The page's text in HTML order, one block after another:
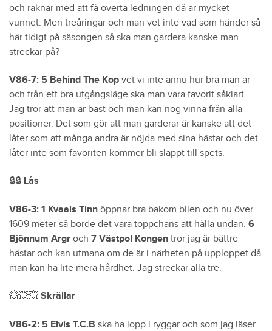
och räknar med att få överta ledningen då är mycket
vunnet. Men treåringar och man vet inte vad som händer så
här tidigt på säsongen så ska man gardera kanske man
streckar på?
V86-7: 5 Behind The Kop vet vi inte ännu hur bra man är
och från ett bra utgångsläge ska man vara favorit såklart.
Jag tror att man är bäst och man kan nog vinna från alla
positioner. Det som gör att man garderar är kanske att det
låter som att många andra är nöjda med sina hästar och det
låter inte som favoriten kommer bli släppt till spets.
🔒🔒 Lås
V86-3: 1 Kvaals Tinn öppnar bra bakom bilen och nu över
1609 meter så borde det vara toppchans att hålla undan. 6
Bjönnum Argr och 7 Västpol Kongen tror jag är bättre
hästar och kan utmana om de är i närheten på upploppet då
man kan ha lite mera hårdhet. Jag streckar alla tre.
💥💥💥 Skrällar
V86-2: 5 Elvis T.C.B ska ha lopp i ryggar och som jag läser